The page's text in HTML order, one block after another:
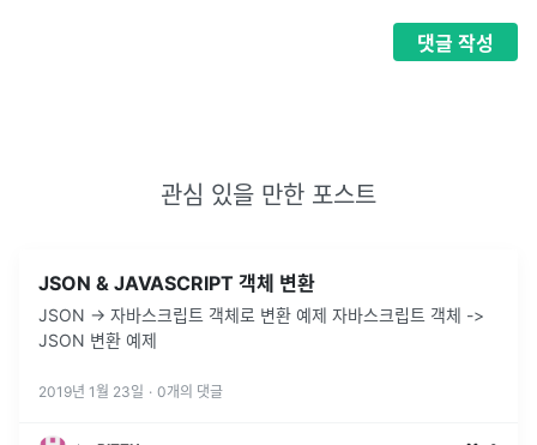
댓글 작성
관심 있을 만한 포스트
JSON & JAVASCRIPT 객체 변환
JSON -> 자바스크립트 객체로 변환 예제 자바스크립트 객체 ->
JSON 변환 예제
2019년 1월 23일 · 0개의 댓글